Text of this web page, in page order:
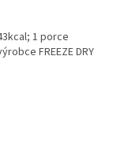
kcal; 1 porce
FREEZE DRY